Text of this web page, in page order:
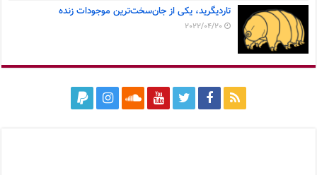
تاردیگرید، یکی از جان‌سخت‌ترین موجودات زنده
2022/04/20